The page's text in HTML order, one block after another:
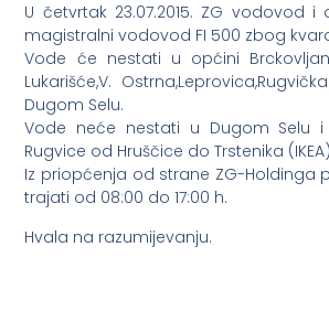
U četvrtak 23.07.2015. ZG vodovod
magistralni vodovod FI 500 zbog
Vode će nestati u općini
Lukarišće,V.
Dugom Selu.
Vode neće nestati u Dugom Selu
Rugvice od Hruščice do Trstenika
Iz priopćenja od strane ZG-Holdinga
trajati od 08:00 do 17:00 h.
Hvala na razumijevanju.